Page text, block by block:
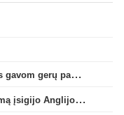
A. Tapinas: „Iš europinio lygio komandos gavom gerų pamokų“
Oficialu: „Leeds“ už rekordinę klubui sumą įsigijo Anglijos rinktinės vartininką